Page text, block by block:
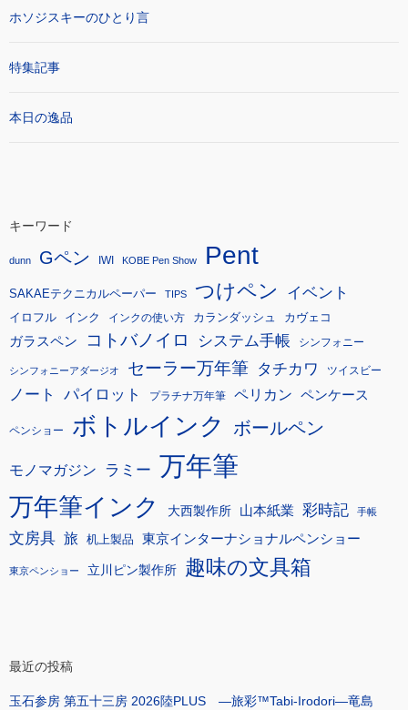
ホソジスキーのひとり言
特集記事
本日の逸品
キーワード
dunn Gペン IWI KOBE Pen Show Pent
SAKAEテクニカルペーパー TIPS つけペン イベント
イロフル インク インクの使い方 カランダッシュ カヴェコ
ガラスペン コトバノイロ システム手帳 シンフォニー
シンフォニーアダージオ セーラー万年筆 タチカワ ツイスビー
ノート パイロット プラチナ万年筆 ペリカン ペンケース
ペンショー ボトルインク ボールペン
モノマガジン ラミー 万年筆
万年筆インク 大西製作所 山本紙業 彩時記 手帳
文房具 旅 机上製品 東京インターナショナルペンショー
東京ペンショー 立川ピン製作所 趣味の文具箱
最近の投稿
玉石参房 第五十三房 2026陸PLUS ―旅彩™Tabi-Irodori―竜島